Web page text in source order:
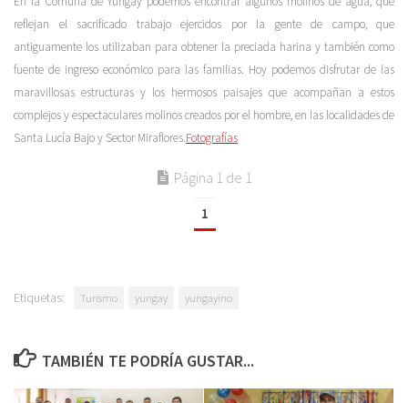
reflejan el sacrificado trabajo ejercidos por la gente de campo, que
antiguamente los utilizaban para obtener la preciada harina y también como
fuente de ingreso económico para las familias. Hoy podemos disfrutar de las
maravillosas estructuras y los hermosos paisajes que acompañan a estos
complejos y espectaculares molinos creados por el hombre, en las localidades de
Santa Lucía Bajo y Sector Miraflores.Fotografías
Página 1 de 1
1
Etiquetas: Turismo yungay yungayino
TAMBIÉN TE PODRÍA GUSTAR...